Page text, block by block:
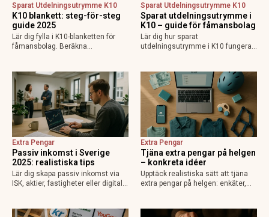
K10 blankett: steg-för-steg
guide 2025
Sparat Utdelningsutrymme K10
Lär dig fylla i K10-blanketten för
fåmansbolag. Beräkna
utdelning. Steg-för-steg, exempel,
deadline 2 maj 2025 och vanliga
misstag att undvika.
Sparat utdelningsutrymme i
K10 – guide för fåmansbolag
Sparat Utdelningsutrymme K10
Lär dig hur sparat
utdelningsutrymme i K10 fungerar
och undvik misstag i
deklarationen. Optimera din skatt
med 3:12-reglerna 2025.
Passiv inkomst i Sverige
2025: realistiska tips
Extra Pengar
Lär dig skapa passiv inkomst via
ISK, aktier, fastigheter eller digitalt.
extra pengar i Sverige.
Tjäna extra pengar på helgen
– konkreta idéer
Extra Pengar
Upptäck realistiska sätt att tjäna
extra pengar på helgen: enkäter,
varningar för bedrägerier. Börja